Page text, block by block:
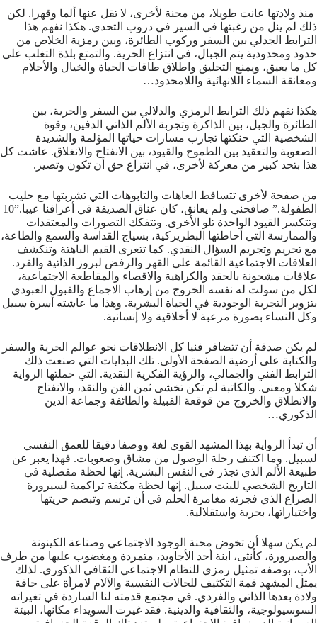
منذ ولادتها عانت طويلا، من محنة لأخرى، لا تقل عنها ألما وقهرا. لكن
ذلك لم ينل من رغبتها في السير في دروب التحدي. هكذا نفهم هذا
الترابط الجدلي بين السفر وركوب الطائرة، وبين رمزية الخلاص من
حدود ومحدودية يتم الجبال، في انتزاع الحرية. والتمتع بلذة التغلب على
كل ما يعيق، ويمنع التحليق واطلاق طاقات الحياة والخيال والأحلام
ومعانقة السماء اللانهائية واللامحدود…
هكذا نفهم ذلك الترابط الرمزي والدلالي بين السفر والحرية، بين
الطائرة والجبل، بين الذاكرة وتجربة الألم الذاتي الدفين، وقوة
الشخصية التي حنكتها تجارب مسارات حياتها المؤلمة والشديدة
الصعوبة والتعقيد بين الطموح والقيود، بين الانفتاح والانغلاق. عاشت كل
هذا بتحد كبير من معركة لأخرى، في انتزاع حق أن تكون وتصير.
من صفحة لأخرى تتساقط العاهات والتابوهات التي تشربتها مع حليب
الطفولة.” صافحني ولم يعانق، كان عناق الصديقة في أعرافنا عيبا.”10
وتتكسر القيود الواحدة تلو الأخرى. وتتفكك التصورات والمعتقدات
والممارسة التي أحاطتها البطريركية، بسياج القداسة والسمع والطاعة،
مع تحريم وتجريم السؤال النقدي. كما تتعرى القيم الباهتة وتنكشف
العلاقات الاجتماعية القائمة على القهر والرفض لبروز الذاتية والفرد.
علاقات مشحونة بالحقد والكراهية والاقصاء والمقاطعة الاجتماعية،
لكل من سولت له نفسه الخروج من إرهاب الاجماع والقبول العبودي
بتزوير التجربة الوجودية في الحياة البشرية. وهذا ما عاشته أسرة سبيل
وكل النساء بصورة مرعبة لا أخلاقية ولا إنسانية.
لم يكن صدفة أن تتضافر فنيا كل الانطلاقات نحو عوالم الحرية والسفر
والكتابة على أرضية الصفحة الأولى. تلك البدايات التي صنعت ذلك
الترابط الفني والجمالي، والرؤية الفكرية النقدية. التي حملتها الرواية
شكلا ومعنى. والكاتبة لم تكن تخشى ثمن الفن والنقد، والانفتاح
والانطلاق والخروج من قوقعة القبيلة والطائفة وجماعة الدين
الذكوري…
أن تبدأ الرواية بهذا المشهد القوي لغة ووصفا دقيقا للعمق النفسي
لسبيل. وما اكتنف رحلة الوصول من مشاق وصعوبات. فهذا يعبر عن
طبيعة الألم الذي تجذر في النفس البشرية. إنها لحظة مفصلية في
التاريخ الشخصي للبنت سبيل. إنها لحظة مكثفة تراكمية لسيرورة
الصراع الذي فجرته مغامرة الحلم في أن ترسم وتبصم حريتها
واختياراتها، بحرية واستقلالية.
لم يكن سهلا أن تخوض محنة الوجود الاجتماعي وصناعة الكينونة
والصيرورة، كأنثى، ابنة أحد الأجاويد، متمردة ومغضوب عليها من طرف
الأب، بوصفه تمثيل رمزي للنظام الاجتماعي الثقافي الذكوري. لذلك
يمثل المشهد قمة التكثيف للحالات النفسية والآلام لامرأة على حافة
ولادة بعدها الذاتي والفردي. في مجتمع قدمته لنا الساردة في تغيراته
السوسيولوجية، والثقافية والدينية. فقد غيرت السويداء مكانها، البيئة